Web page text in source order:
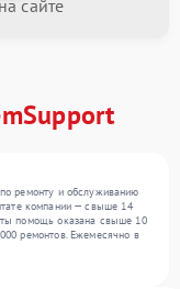
сайте
ремонту и обслуживанию
компании — свыше 14
помощь оказана свыше 10
ремонтов. Ежемесячно в
, , . Мы работаем с широким
результат благодаря